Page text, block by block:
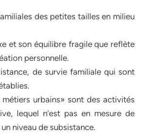
des petites tailles en milieu
et son équilibre fragile que reflète
personnelle.
de survie familiale qui sont
urbains» sont des activités
lequel n’est pas en mesure de
niveau de subsistance.